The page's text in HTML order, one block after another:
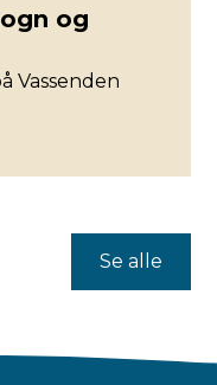
og
Vassenden
Se alle